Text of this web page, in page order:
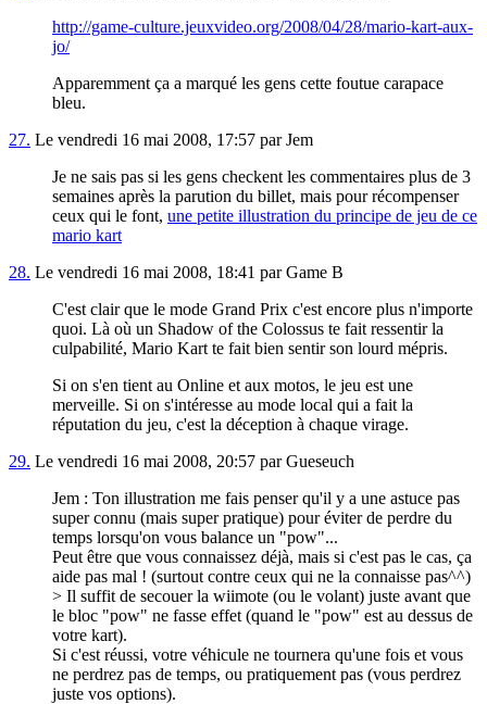
http://game-culture.jeuxvideo.org/2008/04/28/mario-kart-aux-
jo/
Apparemment ça a marqué les gens cette foutue carapace
bleu.
27. Le vendredi 16 mai 2008, 17:57 par Jem
Je ne sais pas si les gens checkent les commentaires plus de 3
semaines après la parution du billet, mais pour récompenser
ceux qui le font, une petite illustration du principe de jeu de ce
mario kart
28. Le vendredi 16 mai 2008, 18:41 par Game B
C'est clair que le mode Grand Prix c'est encore plus n'importe
quoi. Là où un Shadow of the Colossus te fait ressentir la
culpabilité, Mario Kart te fait bien sentir son lourd mépris.
Si on s'en tient au Online et aux motos, le jeu est une
merveille. Si on s'intéresse au mode local qui a fait la
réputation du jeu, c'est la déception à chaque virage.
29. Le vendredi 16 mai 2008, 20:57 par Gueseuch
Jem : Ton illustration me fais penser qu'il y a une astuce pas
super connu (mais super pratique) pour éviter de perdre du
temps lorsqu'on vous balance un "pow"...
Peut être que vous connaissez déjà, mais si c'est pas le cas, ça
aide pas mal ! (surtout contre ceux qui ne la connaisse pas^^)
> Il suffit de secouer la wiimote (ou le volant) juste avant que
le bloc "pow" ne fasse effet (quand le "pow" est au dessus de
votre kart).
Si c'est réussi, votre véhicule ne tournera qu'une fois et vous
ne perdrez pas de temps, ou pratiquement pas (vous perdrez
juste vos options).